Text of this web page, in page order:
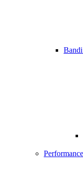
Performance